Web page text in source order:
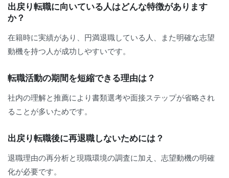
出戻り転職に向いている人はどんな特徴があります
か？
在籍時に実績があり、円満退職している人、また明確な志望
動機を持つ人が成功しやすいです。
転職活動の期間を短縮できる理由は？
社内の理解と推薦により書類選考や面接ステップが省略され
ることが多いためです。
出戻り転職後に再退職しないためには？
退職理由の再分析と現職環境の調査に加え、志望動機の明確
化が必要です。